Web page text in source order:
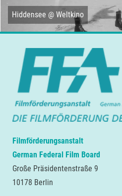
Hiddensee @ Weltkino
Filmförderungsanstalt
German Federal Film Board
Große Präsidentenstraße 9
10178 Berlin